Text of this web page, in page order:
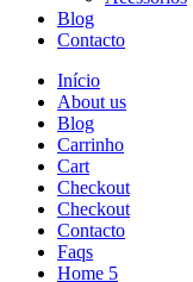
Blog
Contacto
Início
About us
Blog
Carrinho
Cart
Checkout
Checkout
Contacto
Faqs
Home 5